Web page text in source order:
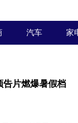
汽车 家
告片燃爆暑假档